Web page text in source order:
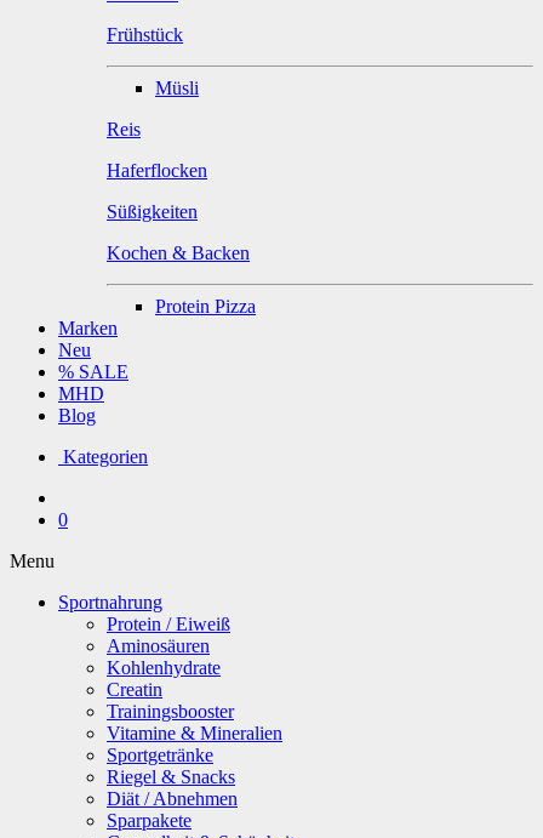
Frühstück
Müsli
Reis
Haferflocken
Süßigkeiten
Kochen & Backen
Protein Pizza
Marken
Neu
% SALE
MHD
Blog
Kategorien
0
Menu
Sportnahrung
Protein / Eiweiß
Aminosäuren
Kohlenhydrate
Creatin
Trainingsbooster
Vitamine & Mineralien
Sportgetränke
Riegel & Snacks
Diät / Abnehmen
Sparpakete